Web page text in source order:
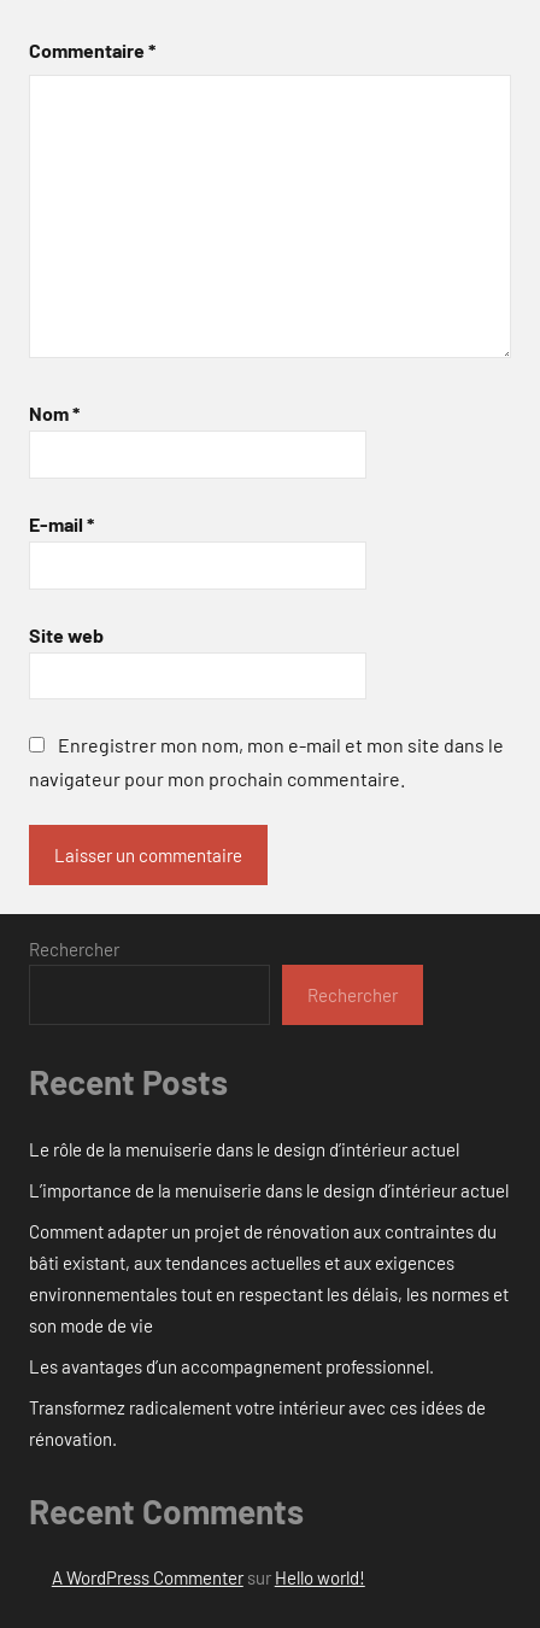
Commentaire*
Nom*
E-mail *
Site web
Enregistrer mon nom, mon e-mail et mon site dans le
navigateur pour mon prochain commentaire.
Rechercher
Rechercher
Recent Posts
Le rôle de la menuiserie dans le design d’intérieur actuel
L’importance de la menuiserie dans le design d’intérieur actuel
Comment adapter un projet de rénovation aux contraintes du
bâti existant, aux tendances actuelles et aux exigences
environnementales tout en respectant les délais, les normes et
son mode de vie
Les avantages d’un accompagnement professionnel.
Transformez radicalement votre intérieur avec ces idées de
rénovation.
Recent Comments
A WordPress Commentersur Hello world!